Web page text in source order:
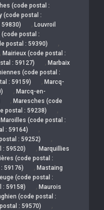
(code postal :
(code postal :
, Louvroil
(code postal :
postal : 59390) ,
, Mairieux (code postal :
: 59127) , Marbaix
(code postal :
: 59159) , Marcq-
, Marcq-en-
, Maresches (code
postal : 59238) ,
Maroilles (code postal :
: 59164) ,
: 59252) ,
: 59520) , Marquillies
(code postal :
59176) , Mastaing
(code postal :
: 59158) , Maurois
(code postal :
: 59570) ,